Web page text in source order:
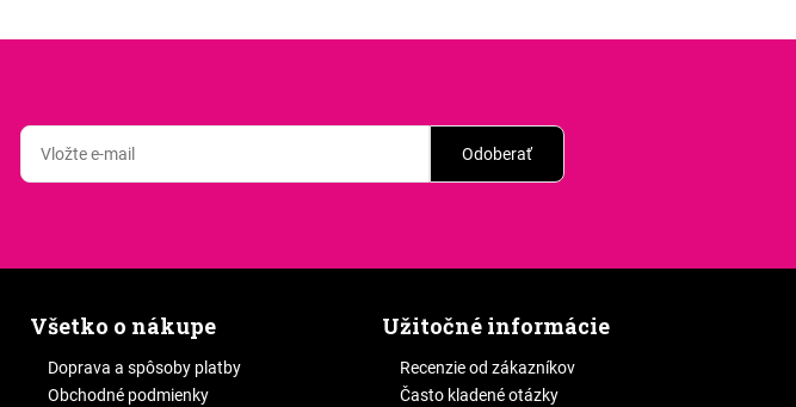
Odoberať
Všetko o nákupe
Doprava a spôsoby platby
Obchodné podmienky
Užitočné informácie
Recenzie od zákazníkov
Často kladené otázky